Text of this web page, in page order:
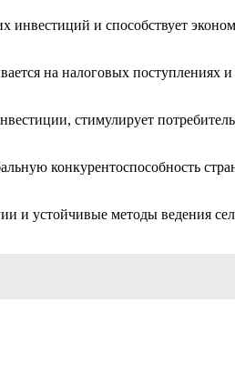
инвестиций и способствует
на налоговых поступлениях и
стимулирует
конкурентоспособность
устойчивые методы ведения